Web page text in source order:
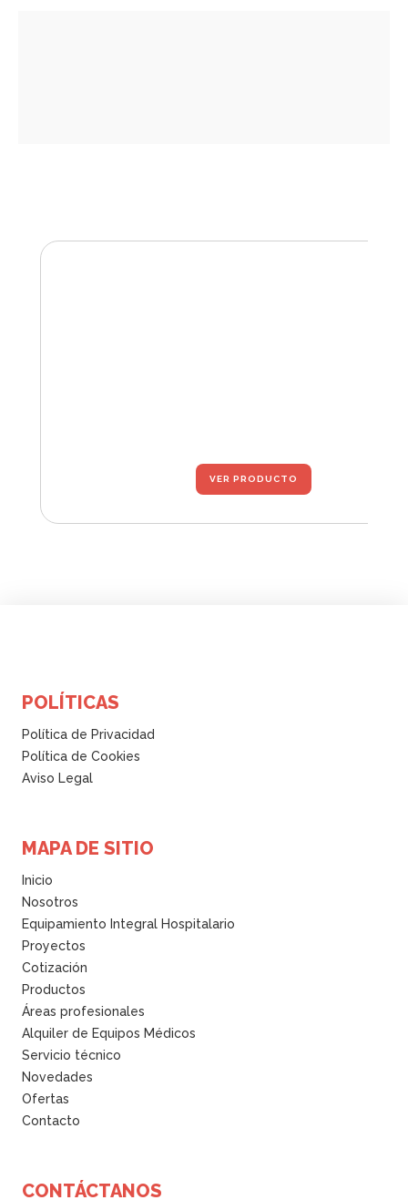
VER PRODUCTO
POLÍTICAS
Política de Privacidad
Política de Cookies
Aviso Legal
MAPA DE SITIO
Inicio
Nosotros
Equipamiento Integral Hospitalario
Proyectos
Cotización
Productos
Áreas profesionales
Alquiler de Equipos Médicos
Servicio técnico
Novedades
Ofertas
Contacto
CONTÁCTANOS